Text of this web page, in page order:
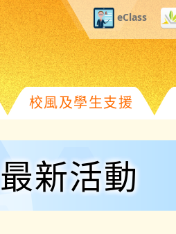
eClass
校風及學生支援
最新活動